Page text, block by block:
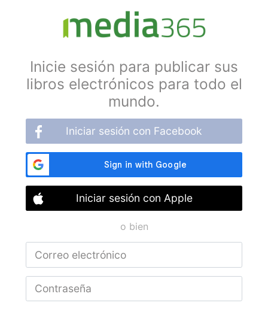
Inicie sesión para publicar sus
libros electrónicos para todo el
mundo.
Iniciar sesión con Facebook
Iniciar sesión con Apple
o bien